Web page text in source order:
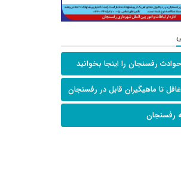
رفسنجان را اینجا بخوانید
تا ماهیگیران قابل در رفسنجان
رفسنجان